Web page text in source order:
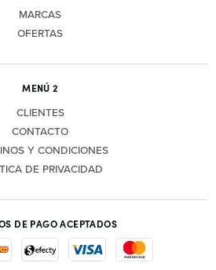
MARCAS
OFERTAS
MENÚ 2
CLIENTES
CONTACTO
Y CONDICIONES
DE PRIVACIDAD
DE PAGO ACEPTADOS